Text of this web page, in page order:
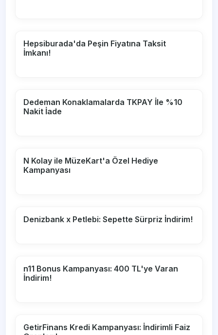
Hepsiburada'da Peşin Fiyatına Taksit
İmkanı!
Dedeman Konaklamalarda TKPAY İle %10
Nakit İade
N Kolay ile MüzeKart'a Özel Hediye
Kampanyası
Denizbank x Petlebi: Sepette Sürpriz İndirim!
n11 Bonus Kampanyası: 400 TL'ye Varan
İndirim!
GetirFinans Kredi Kampanyası: İndirimli Faiz